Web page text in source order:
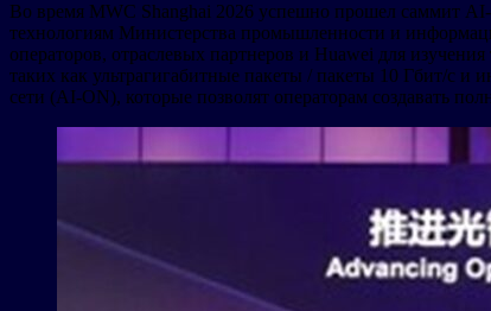
Во время MWC Shanghai 2026 успешно прошел саммит
технологиям Министерства промышленности и
операторов, отраслевых партнеров и Huawei для
таких как ультрагигабитные пакеты / пакеты 10 Гбит/с
сети (AI-ON), которые позволят операторам создавать